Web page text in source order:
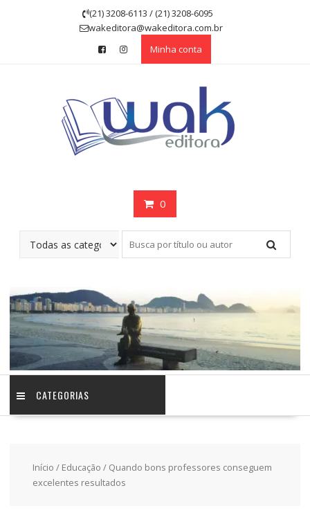
(21) 3208-6113 / (21) 3208-6095
wakeditora@wakeditora.com.br
Minha conta
0
CATEGORIAS
Início / Educação / Quando bons professores conseguem
excelentes resultados